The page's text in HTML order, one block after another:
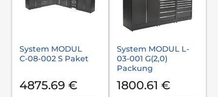
System MODUL
С-08-002 S Paket
4875.69 €
System MODUL L-
03-001 G(2,0)
Packung
1800.61 €